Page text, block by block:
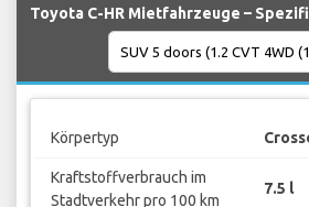
Toyota C-HR Mietfahrzeuge –
Körpertyp
Kraftstoffverbrauch im
Stadtverkehr pro 100 km
7.5 l